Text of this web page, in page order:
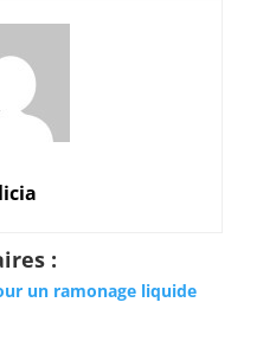
:
un ramonage liquide